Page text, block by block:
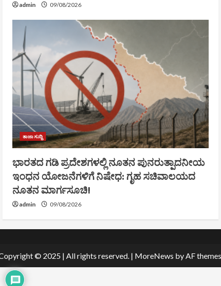
admin 09/08/2026
ತಾಜಾ ಸುದ್ದಿ
ಭಾರತದ ಗಡಿ ಪ್ರದೇಶಗಳಲ್ಲಿ ನೂತನ ಪುನರುತ್ಪಾದನೀಯ
ಇಂಧನ ಯೋಜನೆಗಳಿಗೆ ನಿಷೇಧ: ಗೃಹ ಸಚಿವಾಲಯದ
ನೂತನ ಮಾರ್ಗಸೂಚಿ!
admin 09/08/2026
© 2025 | All rights reserved. | MoreNews by AF